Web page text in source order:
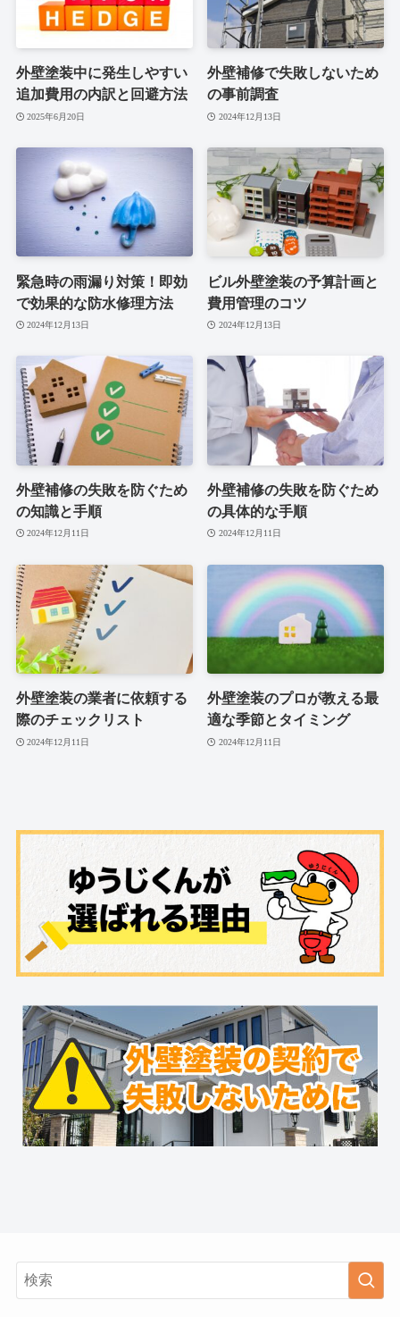
外壁塗装中に発生しやすい
追加費用の内訳と回避方法
2025年6月20日
外壁補修で失敗しないため
の事前調査
2024年12月13日
緊急時の雨漏り対策！即効
で効果的な防水修理方法
2024年12月13日
ビル外壁塗装の予算計画と
費用管理のコツ
2024年12月13日
外壁補修の失敗を防ぐため
の知識と手順
2024年12月11日
外壁補修の失敗を防ぐため
の具体的な手順
2024年12月11日
外壁塗装の業者に依頼する
際のチェックリスト
2024年12月11日
外壁塗装のプロが教える最
適な季節とタイミング
2024年12月11日